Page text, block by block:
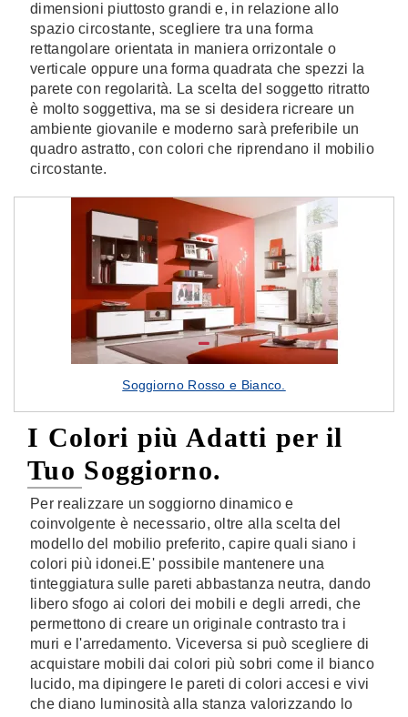
dimensioni piuttosto grandi e, in relazione allo
spazio circostante, scegliere tra una forma
rettangolare orientata in maniera orrizontale o
verticale oppure una forma quadrata che spezzi la
parete con regolarità. La scelta del soggetto ritratto
è molto soggettiva, ma se si desidera ricreare un
ambiente giovanile e moderno sarà preferibile un
quadro astratto, con colori che riprendano il mobilio
circostante.
Soggiorno Rosso e Bianco.
I Colori più Adatti per il
Tuo Soggiorno.
Per realizzare un soggiorno dinamico e
coinvolgente è necessario, oltre alla scelta del
modello del mobilio preferito, capire quali siano i
colori più idonei.E' possibile mantenere una
tinteggiatura sulle pareti abbastanza neutra, dando
libero sfogo ai colori dei mobili e degli arredi, che
permettono di creare un originale contrasto tra i
muri e l'arredamento. Viceversa si può scegliere di
acquistare mobili dai colori più sobri come il bianco
lucido, ma dipingere le pareti di colori accesi e vivi
che diano luminosità alla stanza valorizzando lo